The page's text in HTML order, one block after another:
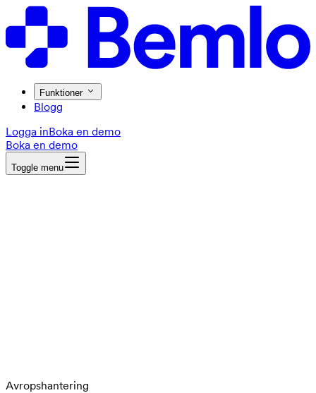
Funktioner
Blogg
Logga inBoka en demo
Boka en demo
Toggle menu
Avropshantering